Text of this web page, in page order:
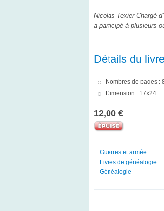
Nicolas Texier Chargé
a participé à plusieurs
Détails du livre
Nombres de pages :
Dimension : 17x24
12,00 €
Guerres et armée
Livres de généalogie
Généalogie